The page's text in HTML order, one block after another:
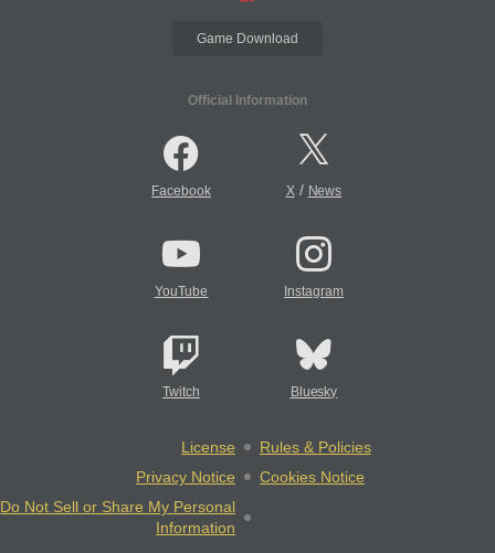
Game Download
Official Information
Facebook X/ News
YouTube Instagram
Twitch Bluesky
License
Rules & Policies
Privacy Notice
Cookies Notice
Do Not Sell or Share My Personal
Information